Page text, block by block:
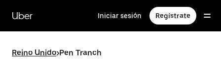
contenido
principal
Uber Iniciar sesión Regístrate
Reino Unido>Pen Tranch